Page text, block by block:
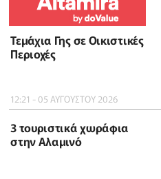
Τεμάχια Γης σε Οικιστικές
Περιοχές
12:21 - 05 ΑΥΓΟΥΣΤΟΥ 2026
3 τουριστικά χωράφια
στην Αλαμινό